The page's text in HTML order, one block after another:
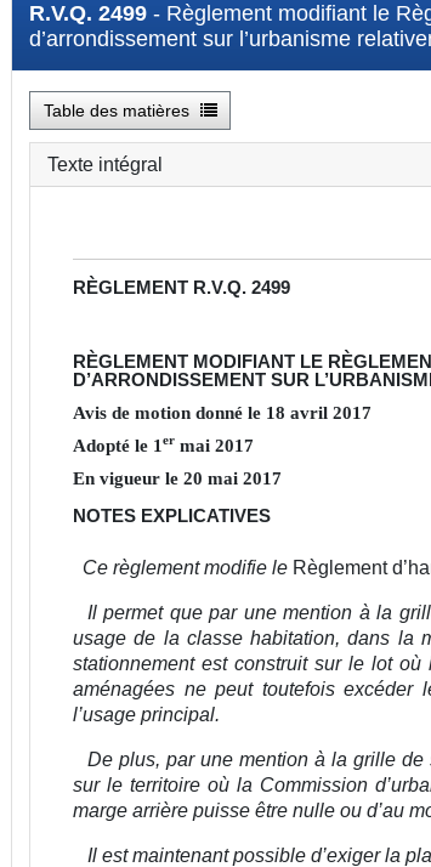
R.V.Q. 2499 - Règlement modifiant le
d’arrondissement sur l’urbanisme
Table des matières
Texte intégral
RÈGLEMENT R.V.Q. 2499
RÈGLEMENT MODIFIANT LE
D’ARRONDISSEMENT SUR
Avis de motion donné le 18 avril 2017
Adopté le 1 er mai 2017
En vigueur le 20 mai 2017
NOTES EXPLICATIVES
Ce règlement modifie le Règlement
Il permet que par une mention à la
usage de la classe habitation, dans la
stationnement est construit sur le lot
aménagées ne peut toutefois excéder
l’usage principal.
De plus, par une mention à la grille
sur le territoire où la Commission
marge arrière puisse être nulle ou d’au
Il est maintenant possible d’exiger la